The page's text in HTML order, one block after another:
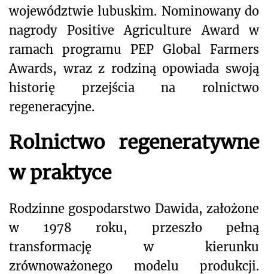
województwie lubuskim. Nominowany do
nagrody Positive Agriculture Award w
ramach programu PEP Global Farmers
Awards, wraz z rodziną opowiada swoją
historię przejścia na rolnictwo
regeneracyjne.
Rolnictwo regeneratywne
w praktyce
Rodzinne gospodarstwo Dawida, założone
w 1978 roku, przeszło pełną
transformację w kierunku
zrównoważonego modelu produkcji.